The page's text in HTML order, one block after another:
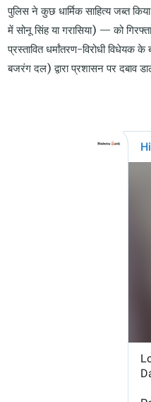
पुलिस ने कुछ धार्मिक साहित्य जब्त
में सोनू सिंह या गरासिया) — को
प्रस्तावित धर्मांतरण-विरोधी
बजरंग दल) द्वारा प्रशासन पर दबाव